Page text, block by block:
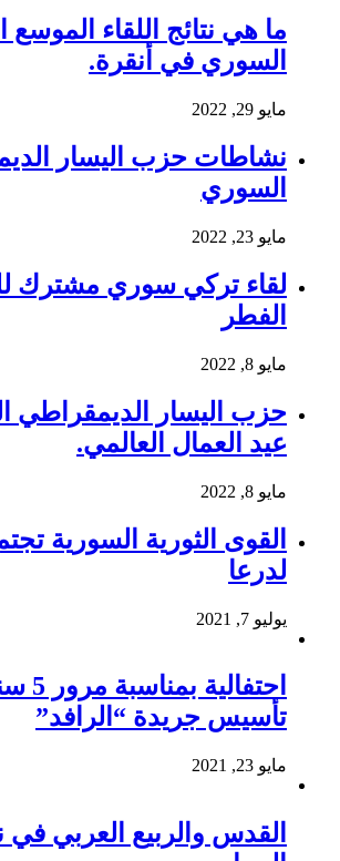
ما هي نتائج اللقاء الموسع
السوري في أنقرة.
مايو 29, 2022
نشاطات حزب اليسار
السوري
مايو 23, 2022
لقاء تركي سوري مشترك
الفطر
مايو 8, 2022
حزب اليسار
عيد العمال العالمي.
مايو 8, 2022
القوى الثورية السورية
لدرعا
يوليو 7, 2021
تأسيس جريدة “الرافد”
مايو 23, 2021
القدس والربيع العربي